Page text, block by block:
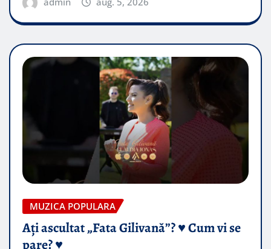
MUZICA POPULARA
Ați ascultat „Fata Gilivană”? ♥️ Cum vi se
pare? ♥️